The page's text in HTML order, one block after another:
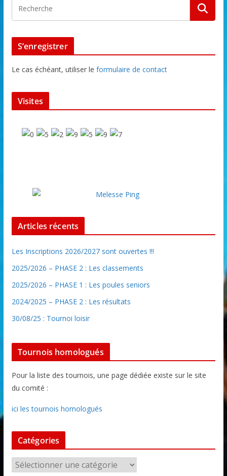
S’enregistrer
Le cas échéant, utiliser le formulaire de contact
Visites
Articles récents
Les Inscriptions 2026/2027 sont ouvertes !!!
2025/2026 – PHASE 2 : Les classements
2025/2026 – PHASE 1 : Les poules seniors
2024/2025 – PHASE 2 : Les résultats
30/08/25 : Tournoi loisir
Tournois homologués
Pour la liste des tournois, une page dédiée existe sur le site
du comité :
ici les tournois homologués
Catégories